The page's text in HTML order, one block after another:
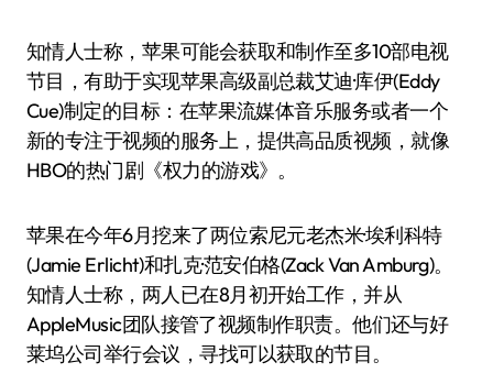
知情人士称，苹果可能会获取和制作至多10部电视
节目，有助于实现苹果高级副总裁艾迪·库伊(Eddy
Cue)制定的目标：在苹果流媒体音乐服务或者一个
新的专注于视频的服务上，提供高品质视频，就像
HBO的热门剧《权力的游戏》。
苹果在今年6月挖来了两位索尼元老杰米·埃利科特
(Jamie Erlicht)和扎克·范安伯格(Zack Van Amburg)。
知情人士称，两人已在8月初开始工作，并从
AppleMusic团队接管了视频制作职责。他们还与好
莱坞公司举行会议，寻找可以获取的节目。